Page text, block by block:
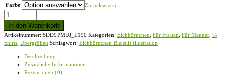
Farbe
Zurücksetzen
Eichhörnchen
Kritzelkunst
Illustration
-
Übergrößenshirt
In den Warenkorb
Artikelnummer: SDD9PMUJ_L190 Kategorien: Eichhörnchen Für Frauen Für Männer T-
Shirts Übergrößen Schlagwort: Eichhörnchen Bleistift Illustration
Beschreibung
Zusätzliche Informationen
Rezensionen (0)